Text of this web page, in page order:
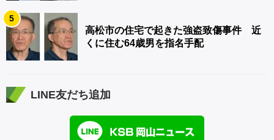
5
高松市の住宅で起きた強盗致傷事件 近
くに住む64歳男を指名手配
LINE友だち追加